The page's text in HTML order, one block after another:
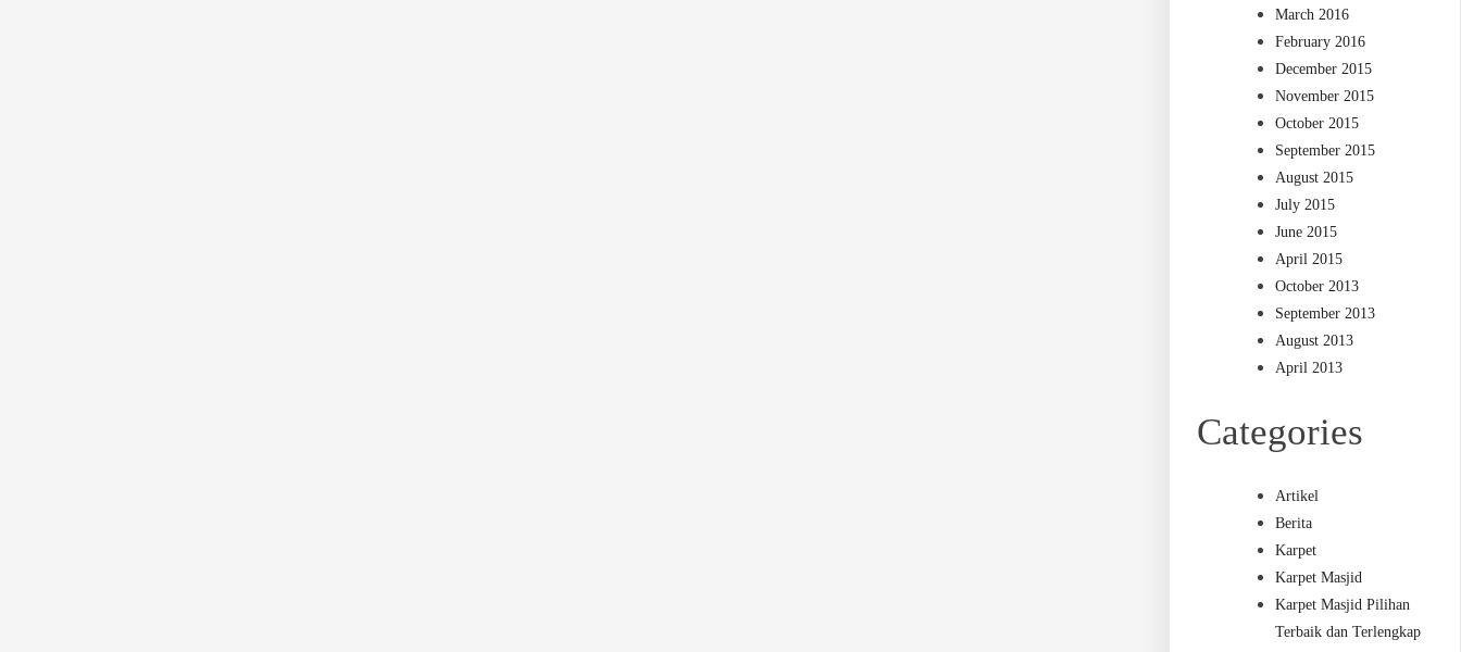
March 2016
February 2016
December 2015
November 2015
October 2015
September 2015
August 2015
July 2015
June 2015
April 2015
October 2013
September 2013
August 2013
April 2013
Categories
Artikel
Berita
Karpet
Karpet Masjid
Karpet Masjid Pilihan
Terbaik dan Terlengkap